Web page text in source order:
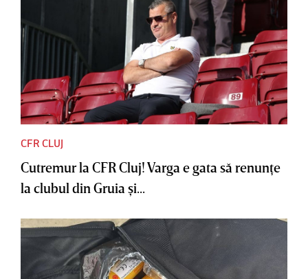
CFR CLUJ
Cutremur la CFR Cluj! Varga e gata să renunţe
la clubul din Gruia şi...